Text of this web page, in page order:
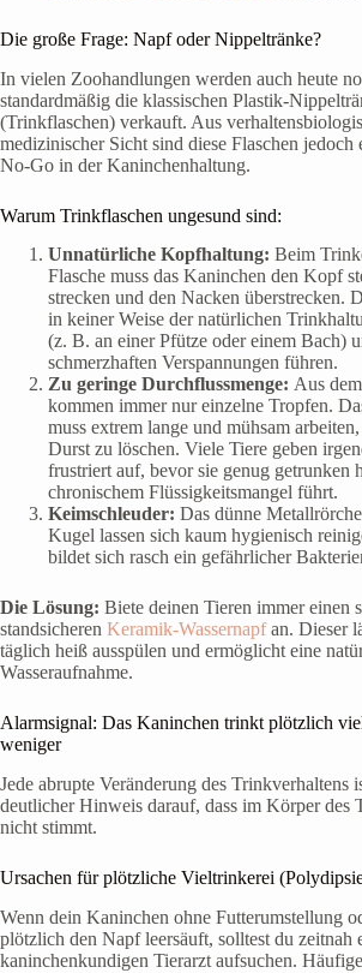
Die große Frage: Napf oder Nippeltränke?
In vielen Zoohandlungen werden auch heute
standardmäßig die klassischen Plastik-
(Trinkflaschen) verkauft. Aus
medizinischer Sicht sind diese Flaschen jedoch
No-Go in der Kaninchenhaltung.
Warum Trinkflaschen ungesund sind:
Unnatürliche Kopfhaltung: Beim
Flasche muss das Kaninchen den Kopf
strecken und den Nacken überstrecken.
in keiner Weise der natürlichen
(z. B. an einer Pfütze oder einem Bach)
schmerzhaften Verspannungen führen.
Zu geringe Durchflussmenge: Aus
kommen immer nur einzelne Tropfen.
muss extrem lange und mühsam
Durst zu löschen. Viele Tiere geben
frustriert auf, bevor sie genug getrunken
chronischem Flüssigkeitsmangel führt.
Keimschleuder: Das dünne
Kugel lassen sich kaum hygienisch
bildet sich rasch ein gefährlicher
Die Lösung: Biete deinen Tieren immer einen
standsicheren Keramik-Wassernapfan. Dieser
täglich heiß ausspülen und ermöglicht eine
Wasseraufnahme.
Alarmsignal: Das Kaninchen trinkt plötzlich
weniger
Jede abrupte Veränderung des Trinkverhaltens
deutlicher Hinweis darauf, dass im Körper des
nicht stimmt.
Ursachen für plötzliche Vieltrinkerei
Wenn dein Kaninchen ohne Futterumstellung
plötzlich den Napf leersäuft, solltest du zeitnah
kaninchenkundigen Tierarzt aufsuchen.